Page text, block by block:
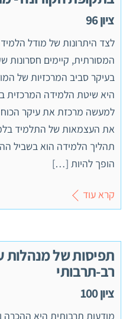
ציון 96
לצד היתרונות של מודל
המסורתית, קיימים
בעיקר סביב המרכזיות של
היא שיטת הלמידה המרכזית
למעשה מרכזת את עיקר
את העצמאות של התלמיד
תהליך הלמידה הוא בשביל
הופך להיות […]
קרא עוד
תפיסות של מנהלות
רב-תרבותי
ציון 100
מודעות תרבותית היא